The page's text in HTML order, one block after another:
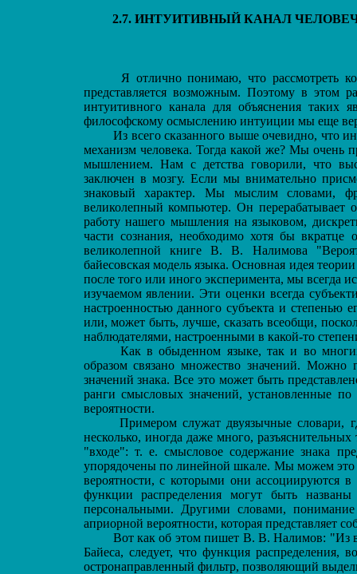
2.7. ИНТУИТИВНЫЙ КАНАЛ
Я отлично понимаю, что рассмотреть
представляется возможным. Поэтому в этом
интуитивного канала для объяснения таких
философскому осмыслению интуиции мы еще
Из всего сказанного выше очевидно, что
механизм человека. Тогда какой же? Мы очень
мышлением. Нам с детства говорили, что
заключен в мозгу. Если мы внимательно
знаковый характер. Мы мыслим словами,
великолепный компьютер. Он
работу нашего мышления на языковом,
части сознания, необходимо хотя бы
великолепной книге В. В. Налимова
байесовская модель языка. Основная идея
после того или иного эксперимента, мы всегда
изучаемом явлении. Эти оценки всегда
настроенностью данного субъекта и
или, может быть, лучше, сказать всеобщи,
наблюдателями, настроенными в какой-то
Как в обыденном языке, так и во
образом связано множество значений. Можно
значений знака. Все это может быть
ранги смысловых значений, установленные
вероятности.
Примером служат двуязычные словари,
несколько, иногда даже много,
"входе": т. е. смысловое содержание знака
упорядочены по линейной шкале. Мы можем это
вероятности, с которыми они ассоциируются
функции распределения могут быть
персональными. Другими словами,
априорной вероятности, которая представляет
Вот как об этом пишет В. В. Налимов: "Из
Байеса, следует, что функция распределения,
остронаправленный фильтр, позволяющий